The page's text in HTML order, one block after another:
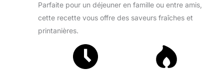
Parfaite pour un déjeuner en famille ou entre amis,
cette recette vous offre des saveurs fraîches et
printanières.